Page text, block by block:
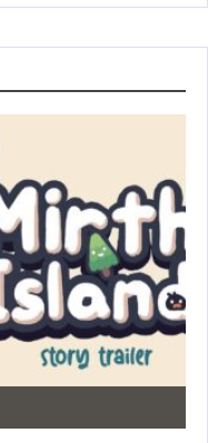
no inferno 2 | Trailer